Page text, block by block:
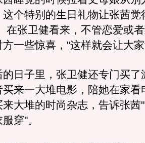
个特别的生日礼物让张茜觉
在张卫健看来，不管恋爱或
一些惊喜，"这样就会让大
子里，张卫健还专门买了
来一大堆电影，陪她在家看
大堆的时尚杂志，告诉张茜
穿"。